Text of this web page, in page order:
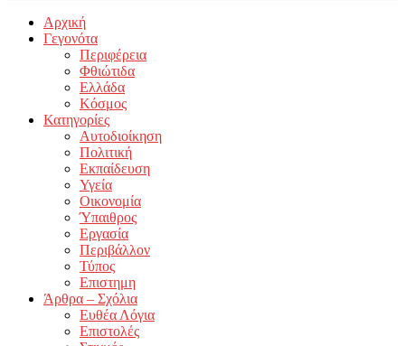
Facebook
Twitter
Instagram
Youtube
Email
Αρχική
Γεγονότα
Περιφέρεια
Φθιώτιδα
Ελλάδα
Κόσμος
Κατηγορίες
Αυτοδιοίκηση
Πολιτική
Εκπαίδευση
Υγεία
Οικονομία
Ύπαιθρος
Εργασία
Περιβάλλον
Τύπος
Επιστημη
Άρθρα – Σχόλια
Ευθέα Λόγια
Επιστολές